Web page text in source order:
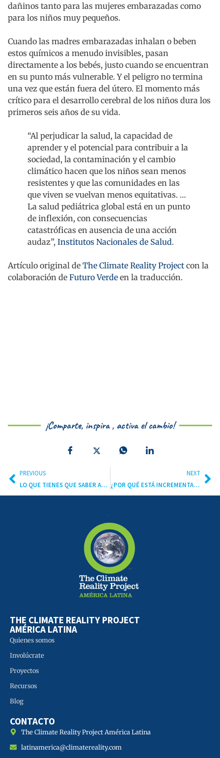
dañinos tanto para las mujeres embarazadas como
para los niños muy pequeños.
Cuando las madres embarazadas inhalan o beben
estos químicos a menudo invisibles, pasan
directamente a los bebés, justo cuando se encuentran
en su punto más vulnerable. Y el peligro no termina
una vez que están fuera del útero. El momento más
crítico para el desarrollo cerebral de los niños dura los
primeros seis años de su vida.
“Al perjudicar la salud, la capacidad de
aprender y el potencial para contribuir a la
sociedad, la contaminación y el cambio
climático hacen que los niños sean menos
resistentes y que las comunidades en las
que viven se vuelvan menos equitativas. …
La salud pediátrica global está en un punto
de inflexión, con consecuencias
catastróficas en ausencia de una acción
audaz”, Institutos Nacionales de Salud.
Artículo original de The Climate Reality Project con la
colaboración de Futuro Verde en la traducción.
¡Comparte, inspira , activa el cambio!
PREVIOUS
LO QUE TIENES QUE SABER ACERCA DE LAS FIJACIONES DE CARBONO
NEXT
¿POR QUÉ ESTÁ INCREMENTANDO EL NIVEL DEL MAR?
THE CLIMATE REALITY PROJECT
AMÉRICA LATINA
Quienes somos
Involúcrate
Proyectos
Recursos
Blog
CONTACTO
The Climate Reality Project América Latina
latinamerica@climatereality.com